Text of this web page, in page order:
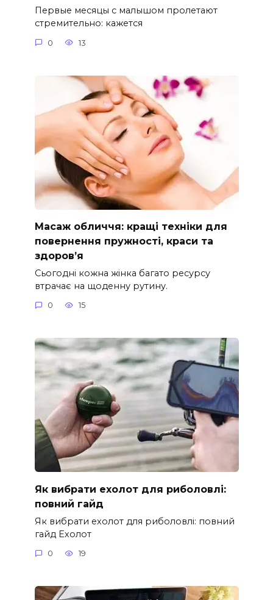
Первые месяцы с малышом пролетают
стремительно: кажется
0 13
Масаж обличчя: кращі техніки для
повернення пружності, краси та
здоров’я
Сьогодні кожна жінка багато ресурсу
втрачає на щоденну рутину.
0 15
Як вибрати ехолот для риболовлі:
повний гайд
Як вибрати ехолот для риболовлі: повний
гайд Ехолот
0 19